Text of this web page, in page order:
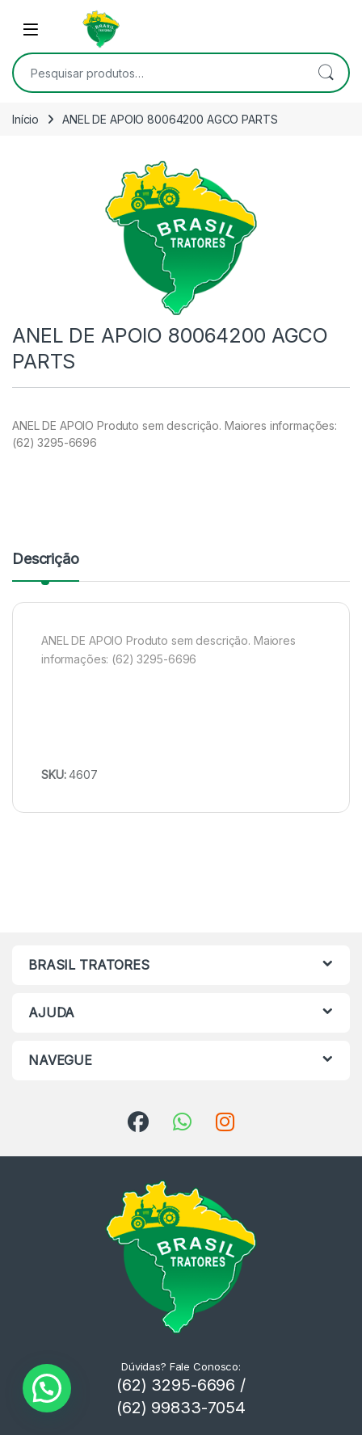
Skip to navigation
Open
Pesquisar por:
Início ANEL DE APOIO 80064200 AGCO PARTS
ANEL DE APOIO 80064200 AGCO
PARTS
ANEL DE APOIO Produto sem descrição. Maiores informações:
(62) 3295-6696
Descrição
ANEL DE APOIO Produto sem descrição. Maiores
informações: (62) 3295-6696
SKU:4607
BRASIL TRATORES
AJUDA
NAVEGUE
Dúvidas? Fale Conosco:
(62) 3295-6696 /
(62) 99833-7054